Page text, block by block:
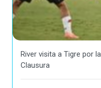
River visita a Tigre por
Clausura